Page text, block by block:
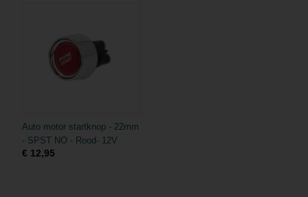
Auto motor startknop - 22mm
- SPST NO - Rood- 12V
€ 12,95